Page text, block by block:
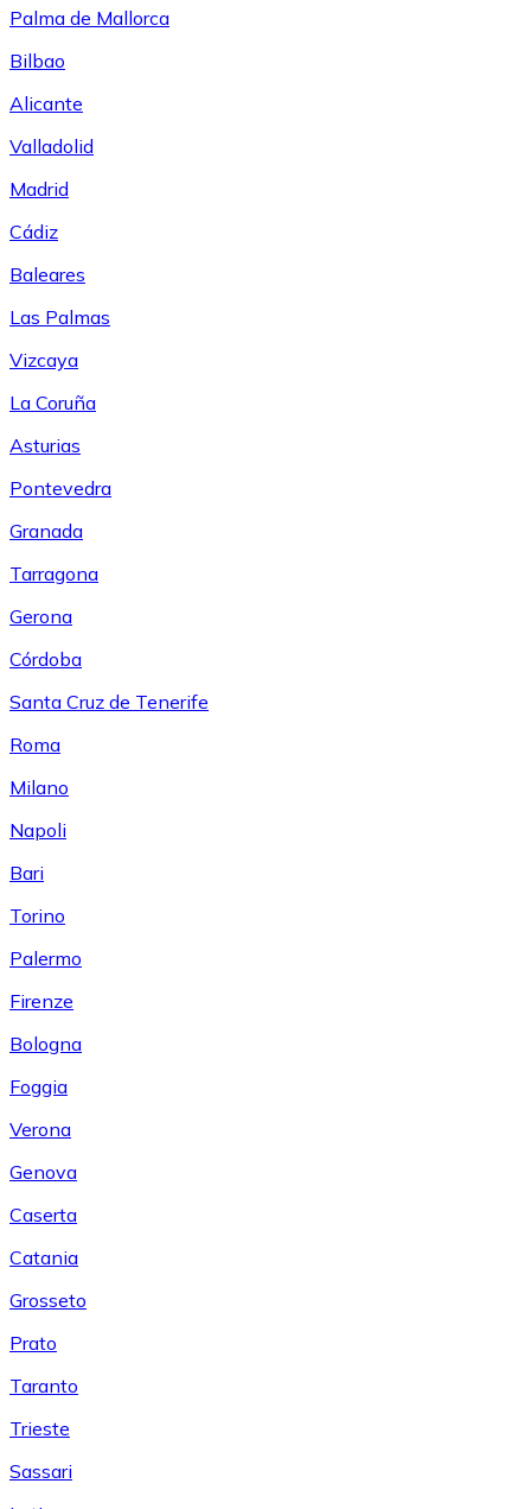
Palma de Mallorca
Bilbao
Alicante
Valladolid
Madrid
Cádiz
Baleares
Las Palmas
Vizcaya
La Coruña
Asturias
Pontevedra
Granada
Tarragona
Gerona
Córdoba
Santa Cruz de Tenerife
Roma
Milano
Napoli
Bari
Torino
Palermo
Firenze
Bologna
Foggia
Verona
Genova
Caserta
Catania
Grosseto
Prato
Taranto
Trieste
Sassari